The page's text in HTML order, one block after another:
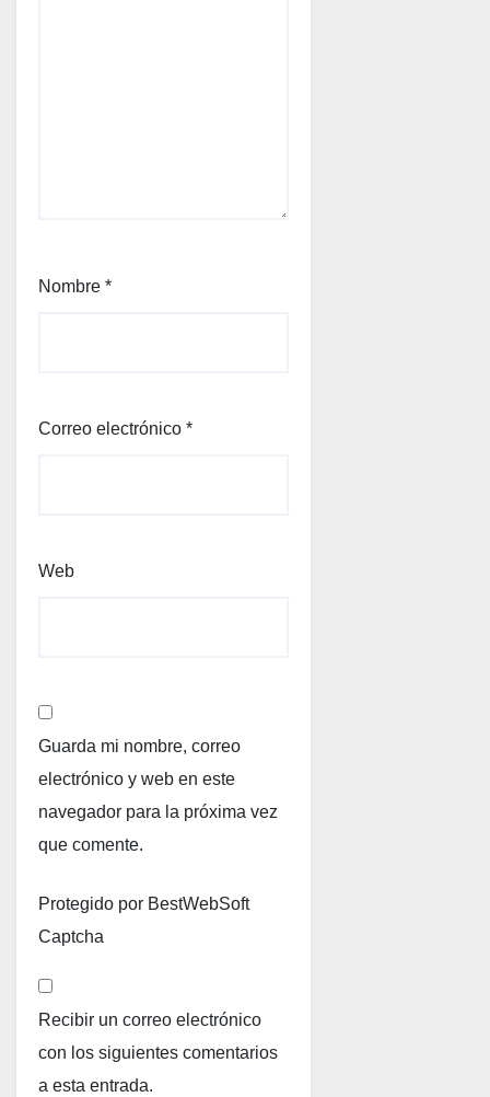
Nombre *
Correo electrónico *
Web
Guarda mi nombre, correo
electrónico y web en este
navegador para la próxima vez
que comente.
Protegido por BestWebSoft
Captcha
Recibir un correo electrónico
con los siguientes comentarios
a esta entrada.